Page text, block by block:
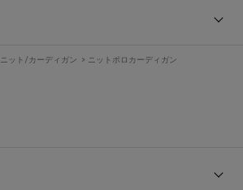
ニット/カーディガン > ニットポロカーディガン